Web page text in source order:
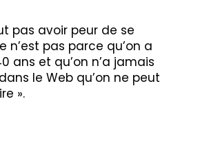
pas avoir peur de se
n’est pas parce qu’on a
ans et qu’on n’a jamais
le Web qu’on ne peut
».